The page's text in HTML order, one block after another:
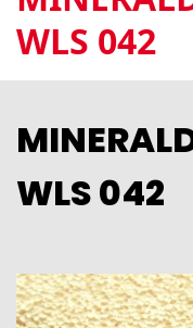
WLS 042
WLS 042